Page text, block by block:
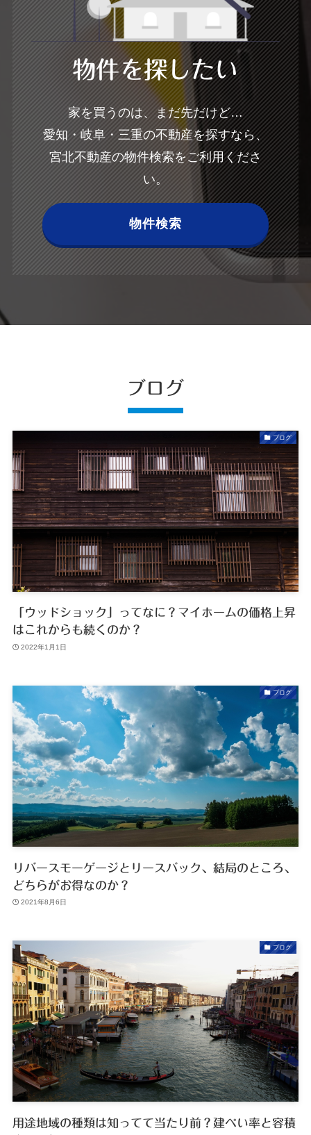
物件を探したい
家を買うのは、まだ先だけど…
愛知・岐阜・三重の不動産を探すなら、
宮北不動産の物件検索をご利用くださ
い。
物件検索
ブログ
ブログ
「ウッドショック」ってなに？マイホームの価格上昇
はこれからも続くのか？
2022年1月1日
ブログ
リバースモーゲージとリースバック、結局のところ、
どちらがお得なのか？
2021年8月6日
ブログ
用途地域の種類は知ってて当たり前？建ぺい率と容積